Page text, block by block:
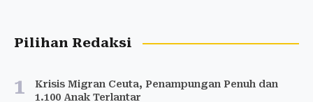
Pilihan Redaksi
1
Krisis Migran Ceuta, Penampungan Penuh dan
1.100 Anak Terlantar